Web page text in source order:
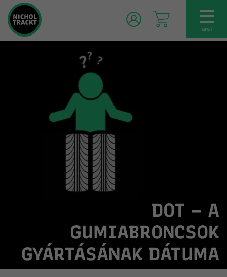
MENU
DOT – A
GUMIABRONCSOK
GYÁRTÁSÁNAK DÁTUMA